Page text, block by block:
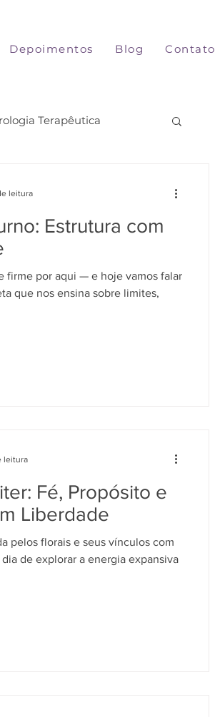
Depoimentos Blog Contato
Terapêutica
Estrutura com
firme por aqui — e hoje vamos falar
que nos ensina sobre limites,
leitura
Fé, Propósito e
Liberdade
pelos florais e seus vínculos com
de explorar a energia expansiva
leitura